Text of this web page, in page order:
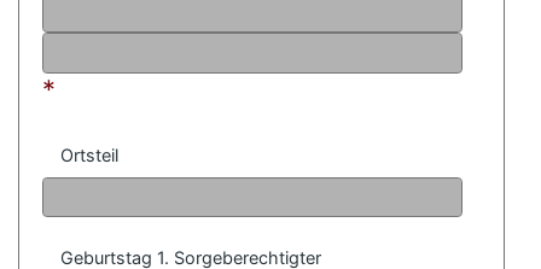
*
Ortsteil
Geburtstag 1. Sorgeberechtigter